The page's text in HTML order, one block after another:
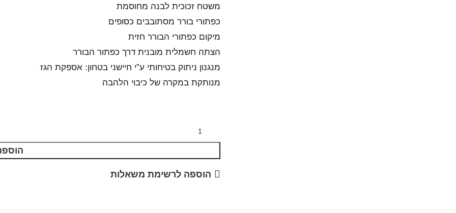
משטח זכוכית לבנה מחוסמת
כפתורי בורר מסתובבים כסופים
מיקום כפתורי הבורר חזית
הצתה חשמלית מובנית דרך כפתור הבורר
מנגנון ניתוק בטיחותי ע”י חיישני בטחון: אספקת הגז
מנותקת במקרה של כיבוי הלהבה
הוספה לרשימת משאלות